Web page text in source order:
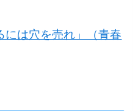
には穴を売れ」（青春